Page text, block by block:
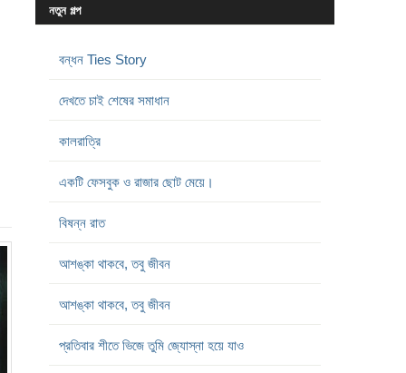
নতুন গল্প
বন্ধন Ties Story
দেখতে চাই শেষের সমাধান
কালরাত্রি
একটি ফেসবুক ও রাজার ছোট মেয়ে।
বিষন্ন রাত
আশঙ্কা থাকবে, তবু জীবন
আশঙ্কা থাকবে, তবু জীবন
প্রতিবার শীতে ভিজে তুমি জ্যোস্না হয়ে যাও